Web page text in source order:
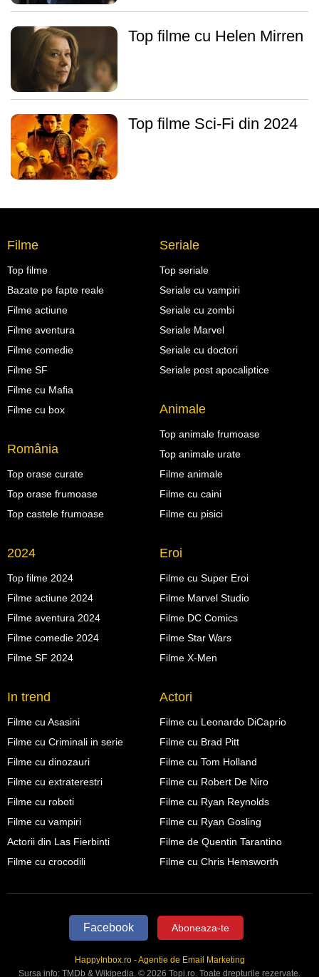
Top filme cu Helen Mirren
Top filme Sci-Fi din 2024
Filme
Top filme
Bazate pe fapte reale
Filme actiune
Filme aventura
Filme comedie
Filme SF
Filme cu Mafia
Filme cu box
România
Top orase curate
Top orase frumoase
Top castele frumoase
Seriale
Top seriale
Seriale cu vampiri
Seriale cu zombi
Seriale Marvel
Seriale cu doctori
Seriale post apocaliptice
Animale
Top animale frumoase
Top animale urate
Filme animale
Filme cu caini
Filme cu pisici
2024
Top filme 2024
Filme actiune 2024
Filme aventura 2024
Filme comedie 2024
Filme SF 2024
In trend
Filme cu Asasini
Filme cu Criminali in serie
Filme cu dinozauri
Filme cu extraterestri
Filme cu roboti
Filme cu vampiri
Actorii din Las Fierbinti
Filme cu crocodili
Eroi
Filme cu Super Eroi
Filme Marvel Studio
Filme DC Comics
Filme Star Wars
Filme X-Men
Actori
Filme cu Leonardo DiCaprio
Filme cu Brad Pitt
Filme cu Tom Holland
Filme cu Robert De Niro
Filme cu Ryan Reynolds
Filme cu Ryan Gosling
Filme de Quentin Tarantino
Filme cu Chris Hemsworth
Facebook Aboneaza-te
HappyInbox.ro - Agentie de Email Marketing
Sursa info: TMDb & Wikipedia. © 2026 Topi.ro. Toate drepturile rezervate.